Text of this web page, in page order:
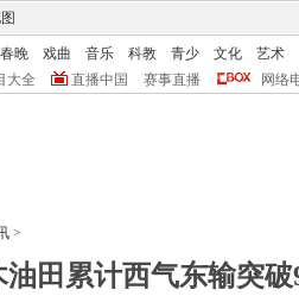
春晚 戏曲 音乐 科教 青少 文化
艺术
大全 直播中国 赛事直播 网络
>
田累计西气东输突破